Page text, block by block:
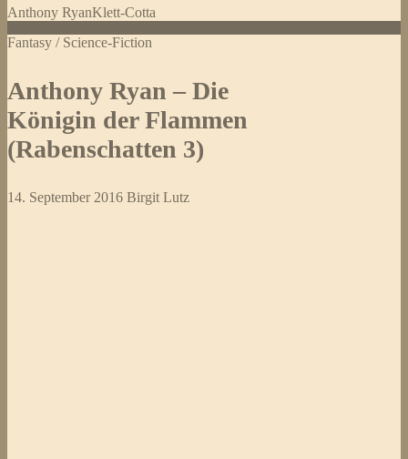
Anthony RyanKlett-Cotta
Fantasy / Science-Fiction
Anthony Ryan – Die
Königin der Flammen
(Rabenschatten 3)
14. September 2016 Birgit Lutz